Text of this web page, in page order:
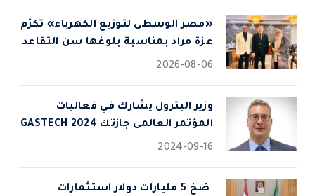
«مصر الوسطى لتوزيع الكهرباء» تكرّم
عزة مراد بمناسبة بلوغها سن التقاعد
2026-08-06
وزير البترول يشارك في فعاليات
المؤتمر العالمى جازتك 2024 GASTECH
2024-09-16
⁠ ضخ 5 مليارات دولار استثمارات